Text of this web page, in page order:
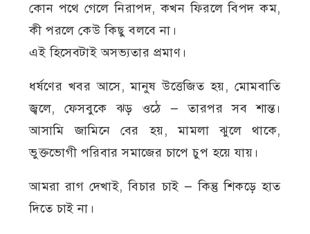
কোন পথে গেলে নিরাপদ, কখন ফিরলে বিপদ কম,
কী পরলে কেউ কিছু বলবে না।
এই হিসেবটাই অসভ্যতার প্রমাণ।
ধর্ষণের খবর আসে, মানুষ উত্তেজিত হয়, মোমবাতি
জ্বলে, ফেসবুকে ঝড় ওঠে — তারপর সব শান্ত।
আসামি জামিনে বের হয়, মামলা ঝুলে থাকে,
ভুক্তভোগী পরিবার সমাজের চাপে চুপ হয়ে যায়।
আমরা রাগ দেখাই, বিচার চাই — কিন্তু শিকড়ে হাত
দিতে চাই না।